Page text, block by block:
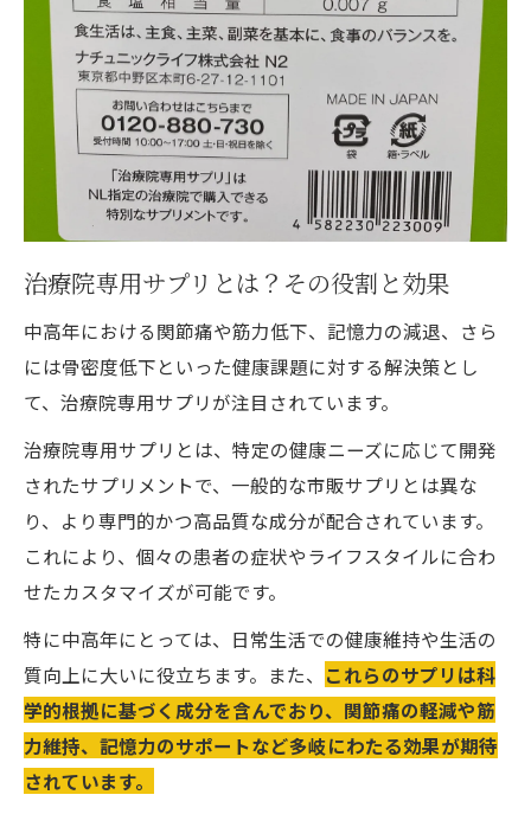
利用者の声を参考にする方法
専門家の意見を取り入れる利点
サプリと生活習慣のバランスを考える
実際に試して感じた効果を共有
続けるためのモチベーションアップ方法
本当に納得できるサプリの選び方
治療院専用サプリで健康な日常生活をサポート
する方法
適切な運動とサプリの相乗効果
毎日の健康チェックの習慣化
健康的な食事とサプリの組み合わせ
長期的な健康維持のための計画
治療院専用サプリとは？その役割と効果
中高年における関節痛や筋力低下、記憶力の減退、さら
には骨密度低下といった健康課題に対する解決策とし
て、治療院専用サプリが注目されています。
治療院専用サプリとは、特定の健康ニーズに応じて開発
されたサプリメントで、一般的な市販サプリとは異な
り、より専門的かつ高品質な成分が配合されています。
これにより、個々の患者の症状やライフスタイルに合わ
せたカスタマイズが可能です。
特に中高年にとっては、日常生活での健康維持や生活の
質向上に大いに役立ちます。また、 これらのサプリは科
学的根拠に基づく成分を含んでおり、関節痛の軽減や筋
力維持、記憶力のサポートなど多岐にわたる効果が期待
されています。